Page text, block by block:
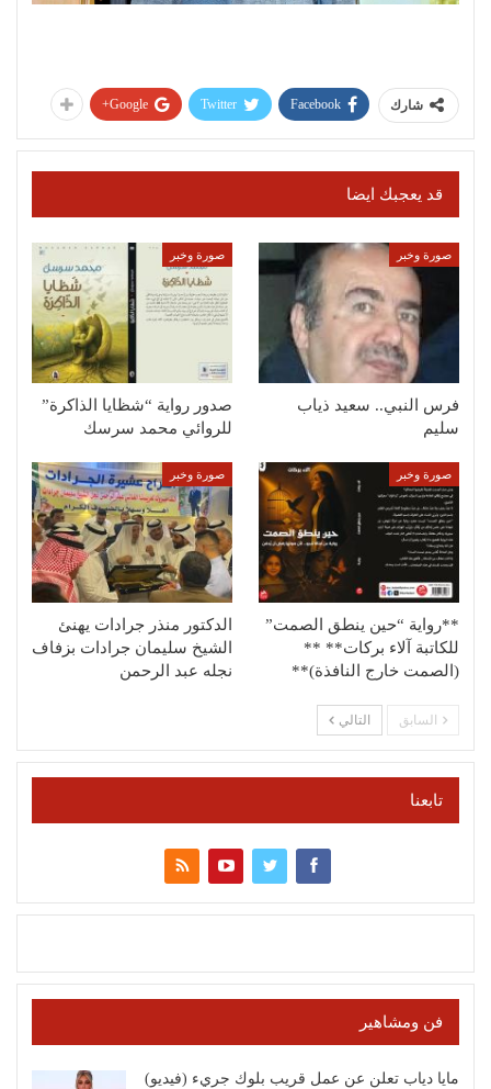
شارك Facebook
Twitter
Google+
قد يعجبك ايضا
صورة وخبر
فرس النبي.. سعيد ذياب
سليم
صورة وخبر
صدور رواية “شظايا الذاكرة”
للروائي محمد سرسك
صورة وخبر
**رواية “حين ينطق الصمت”
للكاتبة آلاء بركات** **
(الصمت خارج النافذة)**
صورة وخبر
الدكتور منذر جرادات يهنئ
الشيخ سليمان جرادات بزفاف
نجله عبد الرحمن
السابق التالي
تابعنا
فن ومشاهير
مايا دياب تعلن عن عمل قريب بلوك جريء (فيديو)